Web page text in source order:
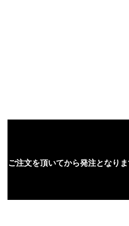
ご注文を頂いてから発注となり